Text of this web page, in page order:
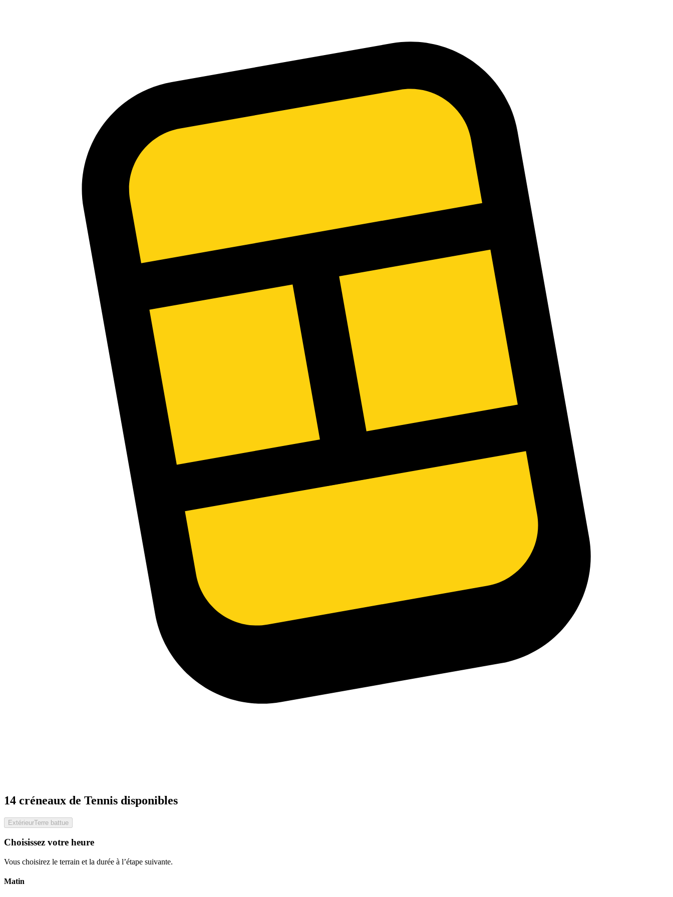
14 créneaux de Tennis disponibles
ExtérieurTerre battue
Choisissez votre heure
Vous choisirez le terrain et la durée à l’étape suivante.
Matin